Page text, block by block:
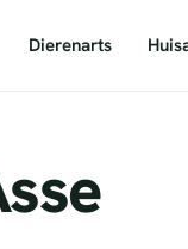
Dierenarts